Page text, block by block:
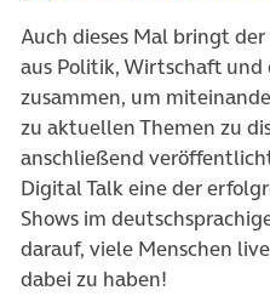
Auch dieses Mal bringt
aus Politik, Wirtschaft
zusammen, um
zu aktuellen Themen zu
anschließend
Digital Talk eine der
Shows im
darauf, viele Menschen
dabei zu haben!